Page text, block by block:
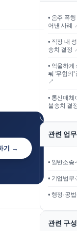
기 →
• 음주 폭
어낸 사례
• 직장 내
송치 결정
• 억울하게
퉈 '무혐의'
↗
• 통신매체
불송치 결
관련 업
• 일반소송
• 기업법무
• 행정·공
관련 구